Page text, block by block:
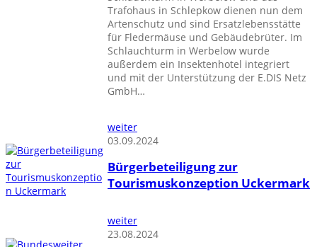
Trafohaus in Schlepkow dienen nun dem
Artenschutz und sind Ersatzlebensstätte
für Fledermäuse und Gebäudebrüter. Im
Schlauchturm in Werbelow wurde
außerdem ein Insektenhotel integriert
und mit der Unterstützung der E.DIS Netz
GmbH…
weiter
03.09.2024
Bürgerbeteiligung zur
Tourismuskonzeption Uckermark
weiter
23.08.2024